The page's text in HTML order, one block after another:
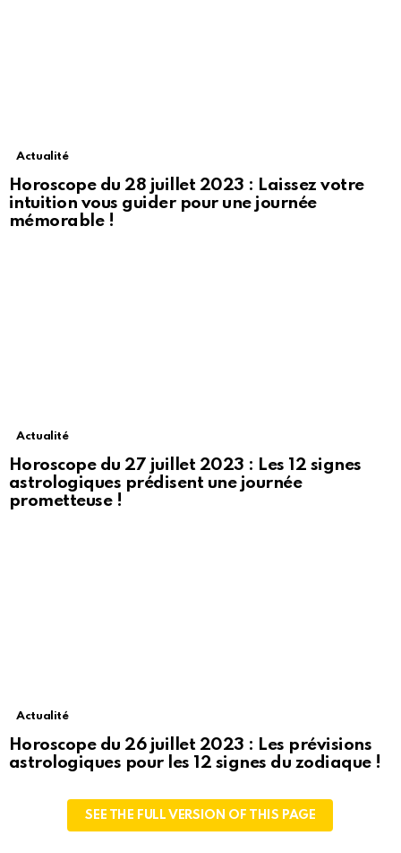
Actualité
Horoscope du 28 juillet 2023 : Laissez votre
intuition vous guider pour une journée
mémorable !
Actualité
Horoscope du 27 juillet 2023 : Les 12 signes
astrologiques prédisent une journée
prometteuse !
Actualité
Horoscope du 26 juillet 2023 : Les prévisions
astrologiques pour les 12 signes du zodiaque !
SEE THE FULL VERSION OF THIS PAGE